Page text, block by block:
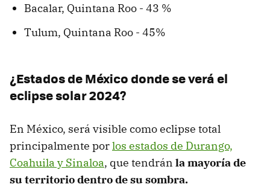
Bacalar, Quintana Roo - 43 %
Tulum, Quintana Roo - 45%
¿Estados de México donde se verá el
eclipse solar 2024?
En México, será visible como eclipse total
principalmente porlos estados de Durango,
Coahuila y Sinaloa, que tendrán la mayoría de
su territorio dentro de su sombra.